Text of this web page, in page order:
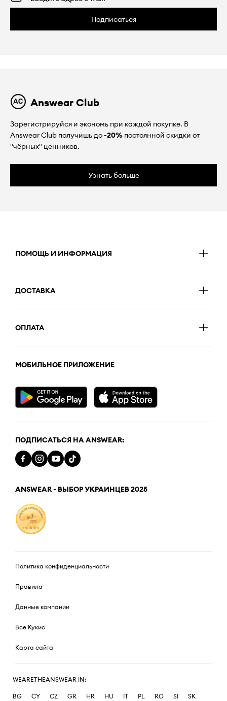
Подписаться
Answear Club
Зарегистрируйся и экономь при каждой покупке. В
Answear Club получишь до-20% постоянной скидки от
"чёрных" ценников.
Узнать больше
ПОМОЩЬ И ИНФОРМАЦИЯ
ДОСТАВКА
ОПЛАТА
МОБИЛЬНОЕ ПРИЛОЖЕНИЕ
ПОДПИСАТЬСЯ НА ANSWEAR:
ANSWEAR - ВЫБОР УКРАИНЦЕВ 2025
Политика конфиденциальности
Правила
Данные компании
Все Кукис
Карта сайта
WEARETHEANSWEAR IN:
BG CY CZ GR HR HU IT PL RO SI SK